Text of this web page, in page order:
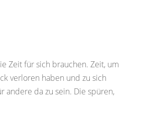
Zeit für sich brauchen. Zeit, um
verloren haben und zu sich
andere da zu sein. Die spüren,